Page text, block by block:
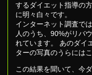
するダイエット指導の
に明々白々です。
インターネット調査で
人のうち、90%がリバ
れています。 あのダイ
ターの写真のうらには
この結果を聞いて、今